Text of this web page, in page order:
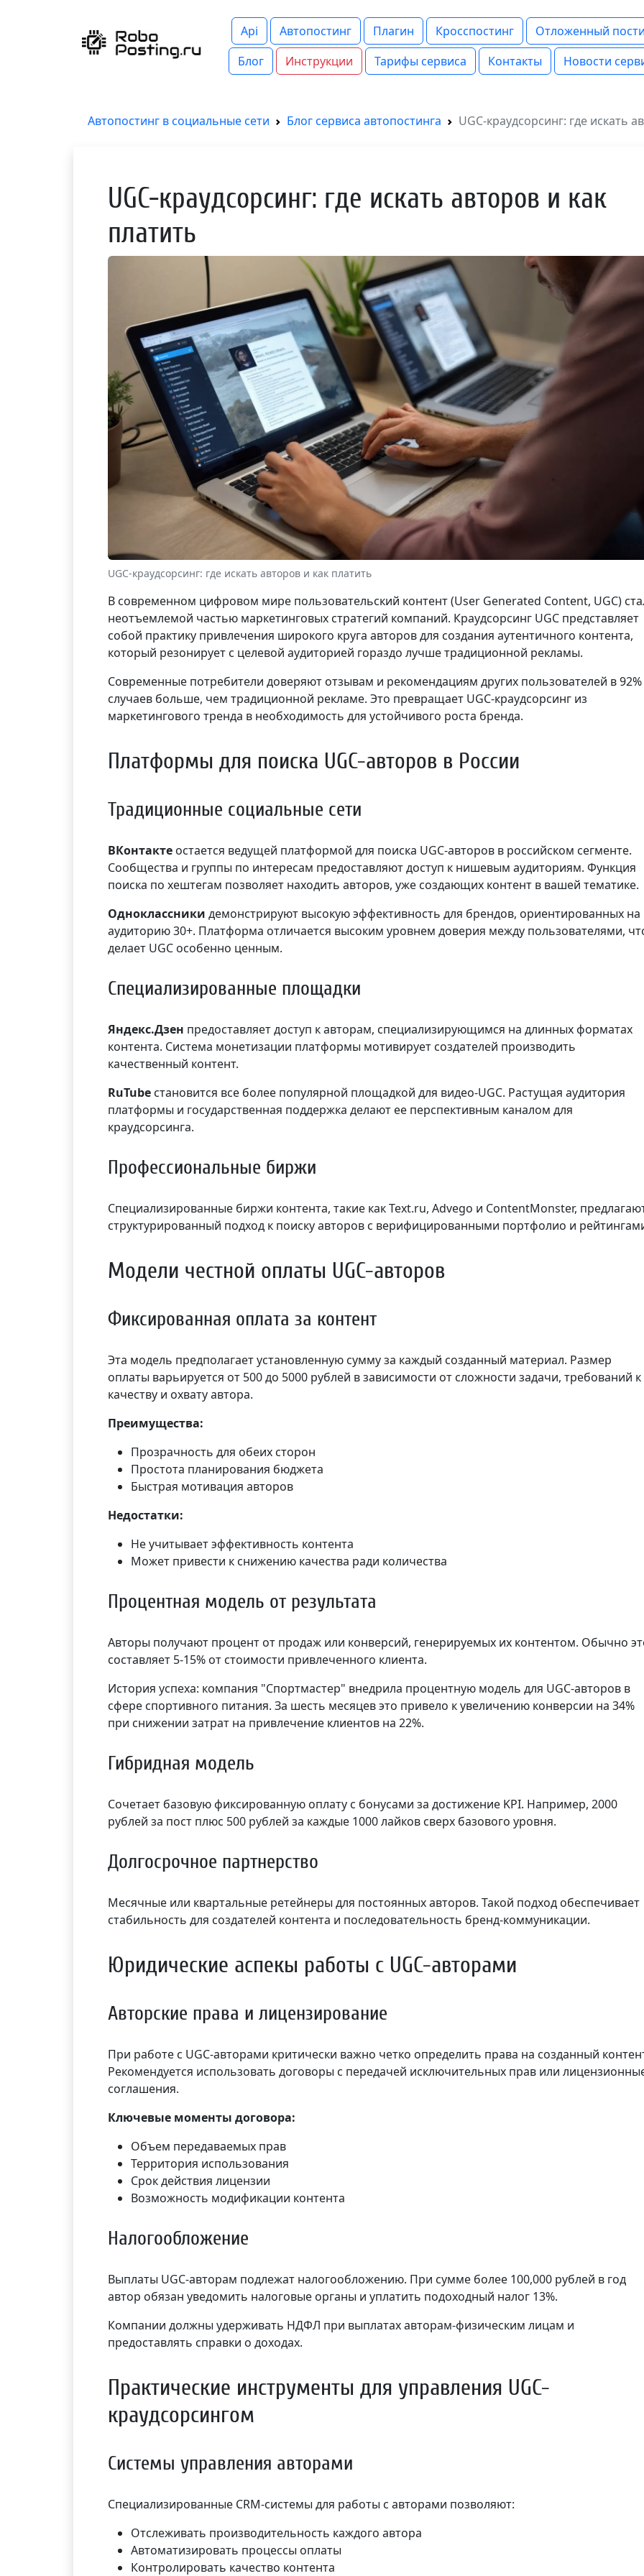
Api Автопостинг Плагин Кросспостинг
Отложенный
Блог
Инструкции Тарифы сервиса Контакты Новости
Автопостинг в социальные сети Блог сервиса автопостинга UGC-краудсорсинг: где искать
UGC-краудсорсинг: где искать авторов и как
платить
UGC-краудсорсинг: где искать авторов и как платить
В современном цифровом мире пользовательский контент (User Generated Content, UGC)
неотъемлемой частью маркетинговых стратегий компаний. Краудсорсинг UGC представляет
собой практику привлечения широкого круга авторов для создания аутентичного контента,
который резонирует с целевой аудиторией гораздо лучше традиционной рекламы.
Современные потребители доверяют отзывам и рекомендациям других пользователей в 92%
случаев больше, чем традиционной рекламе. Это превращает UGC-краудсорсинг из
маркетингового тренда в необходимость для устойчивого роста бренда.
Платформы для поиска UGC-авторов в России
Традиционные социальные сети
ВКонтакте остается ведущей платформой для поиска UGC-авторов в российском сегменте.
Сообщества и группы по интересам предоставляют доступ к нишевым аудиториям. Функция
поиска по хештегам позволяет находить авторов, уже создающих контент в вашей тематике.
Одноклассники демонстрируют высокую эффективность для брендов, ориентированных на
аудиторию 30+. Платформа отличается высоким уровнем доверия между пользователями,
делает UGC особенно ценным.
Специализированные площадки
Яндекс.Дзен предоставляет доступ к авторам, специализирующимся на длинных форматах
контента. Система монетизации платформы мотивирует создателей производить
качественный контент.
RuTube становится все более популярной площадкой для видео-UGC. Растущая аудитория
платформы и государственная поддержка делают ее перспективным каналом для
краудсорсинга.
Профессиональные биржи
Специализированные биржи контента, такие как Text.ru, Advego и ContentMonster,
структурированный подход к поиску авторов с верифицированными портфолио и
Модели честной оплаты UGC-авторов
Фиксированная оплата за контент
Эта модель предполагает установленную сумму за каждый созданный материал. Размер
оплаты варьируется от 500 до 5000 рублей в зависимости от сложности задачи, требований к
качеству и охвату автора.
Преимущества:
Прозрачность для обеих сторон
Простота планирования бюджета
Быстрая мотивация авторов
Недостатки:
Не учитывает эффективность контента
Может привести к снижению качества ради количества
Процентная модель от результата
Авторы получают процент от продаж или конверсий, генерируемых их контентом. Обычно
составляет 5-15% от стоимости привлеченного клиента.
История успеха: компания "Спортмастер" внедрила процентную модель для UGC-авторов в
сфере спортивного питания. За шесть месяцев это привело к увеличению конверсии на 34%
при снижении затрат на привлечение клиентов на 22%.
Гибридная модель
Сочетает базовую фиксированную оплату с бонусами за достижение KPI. Например, 2000
рублей за пост плюс 500 рублей за каждые 1000 лайков сверх базового уровня.
Долгосрочное партнерство
Месячные или квартальные ретейнеры для постоянных авторов. Такой подход обеспечивает
стабильность для создателей контента и последовательность бренд-коммуникации.
Юридические аспекы работы с UGC-авторами
Авторские права и лицензирование
При работе с UGC-авторами критически важно четко определить права на созданный
Рекомендуется использовать договоры с передачей исключительных прав или
соглашения.
Ключевые моменты договора:
Объем передаваемых прав
Территория использования
Срок действия лицензии
Возможность модификации контента
Налогообложение
Выплаты UGC-авторам подлежат налогообложению. При сумме более 100,000 рублей в год
автор обязан уведомить налоговые органы и уплатить подоходный налог 13%.
Компании должны удерживать НДФЛ при выплатах авторам-физическим лицам и
предоставлять справки о доходах.
Практические инструменты для управления UGC-
краудсорсингом
Системы управления авторами
Специализированные CRM-системы для работы с авторами позволяют:
Отслеживать производительность каждого автора
Автоматизировать процессы оплаты
Контролировать качество контента